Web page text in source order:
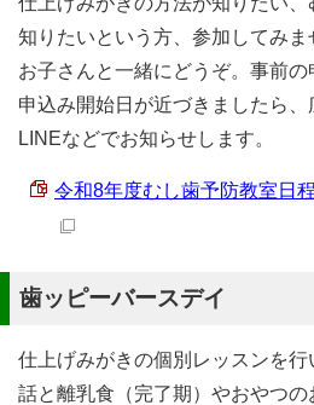
知りたいという方、参加してみま
お子さんと一緒にどうぞ。事前の
申込み開始日が近づきましたら
LINEなどでお知らせします。
令和8年度むし歯予防教室日
歯ッピーバースデイ
仕上げみがきの個別レッスンを
話と離乳食（完了期）やおやつの